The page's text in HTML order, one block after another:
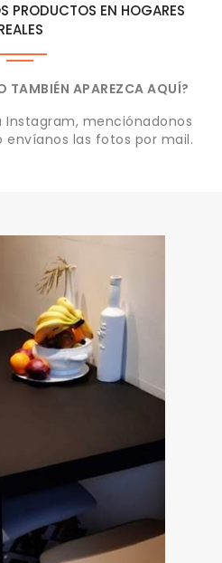
PRODUCTOS EN HOGARES
TAMBIÉN APAREZCA AQUÍ?
Instagram, menciónadonos
envíanos las fotos por mail.